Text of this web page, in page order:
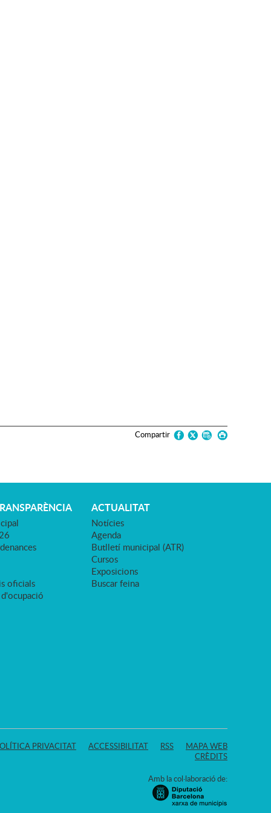
Compartir
oficials
ACTUALITAT
Notícies
Agenda
Butlletí municipal (ATR)
Cursos
Exposicions
Buscar feina
PRIVACITAT ACCESSIBILITAT RSS
MAPA WEB
CRÈDITS
Amb la col·laboració de: